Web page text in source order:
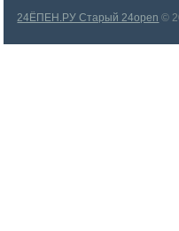
24ЁПЕН.РУ Старый 24open ©